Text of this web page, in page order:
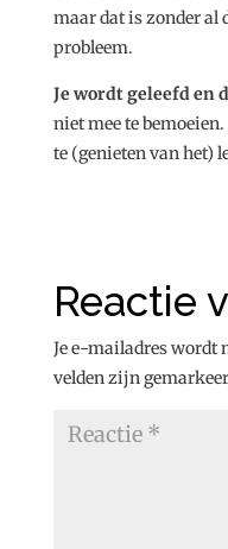
maar dat is zonder al
probleem.
Je wordt geleefd en
niet mee te
te (genieten van het)
Reactie
Je e-mailadres wordt
velden zijn